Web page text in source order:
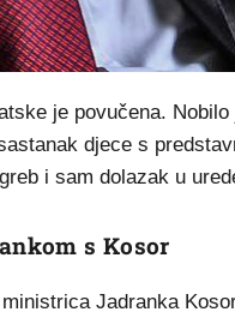
je povučena.
djece s
i sam dolazak u
s Kosor
Jadranka